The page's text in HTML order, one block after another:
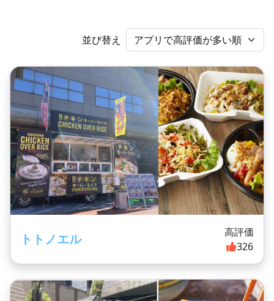
並び替え
トトノエル
高評価
326